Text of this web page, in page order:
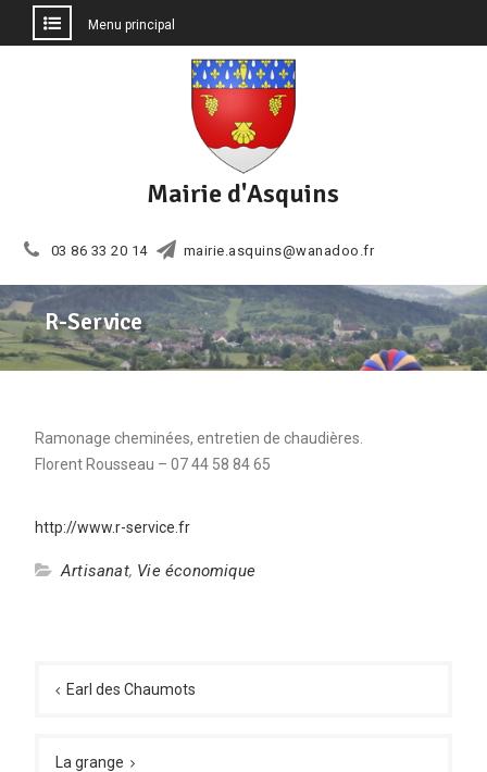
Menu principal
Mairie d'Asquins
03 86 33 20 14 mairie.asquins@wanadoo.fr
R-Service
Ramonage cheminées, entretien de chaudières.
Florent Rousseau – 07 44 58 84 65
http://www.r-service.fr
Artisanat, Vie économique
de Earl des Chaumots
La grange